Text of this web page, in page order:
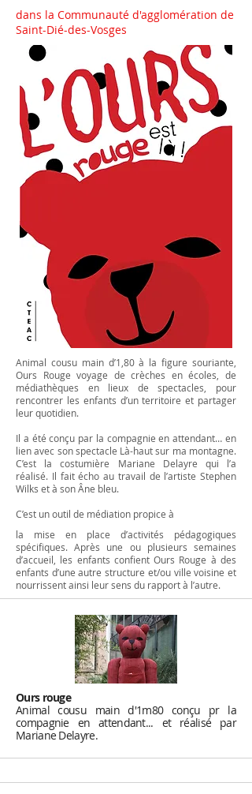
dans la Communauté d'agglomération de
Saint-Dié-des-Vosges
Animal cousu main d’1,80 à la figure souriante,
Ours Rouge voyage de crèches en écoles, de
médiathèques en lieux de spectacles, pour
rencontrer les enfants d’un territoire et partager
leur quotidien.
Il a été conçu par la compagnie en attendant… en
lien avec son spectacle Là-haut sur ma montagne.
C’est la costumière Mariane Delayre qui l’a
réalisé. Il fait écho au travail de l’artiste Stephen
Wilks et à son Âne bleu.
C’est un outil de médiation propice à
la mise en place d’activités pédagogiques
spécifiques. Après une ou plusieurs semaines
d’accueil, les enfants confient Ours Rouge à des
enfants d’une autre structure et/ou ville voisine et
nourrissent ainsi leur sens du rapport à l’autre.
Ours rouge
Animal cousu main d'1m80 conçu pr la
compagnie en attendant... et réalisé par
Mariane Delayre.